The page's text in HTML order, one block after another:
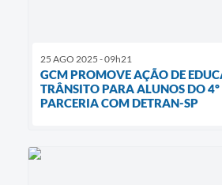
25 AGO 2025 - 09h21
GCM PROMOVE AÇÃO DE
TRÂNSITO PARA ALUNOS DO
PARCERIA COM DETRAN-SP